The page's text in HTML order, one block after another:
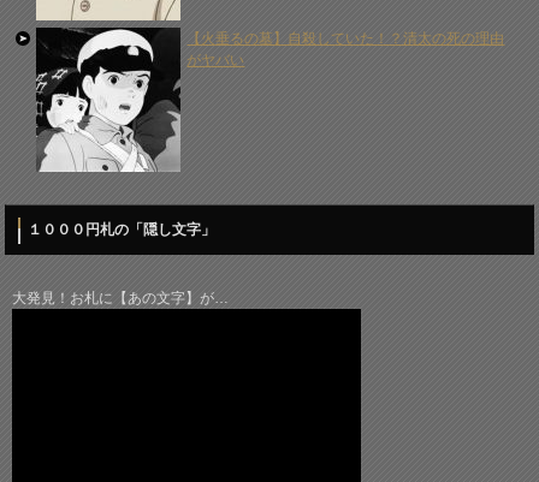
【火垂るの墓】自殺していた！？清太の死の理由
がヤバい
１０００円札の「隠し文字」
大発見！お札に【あの文字】が…